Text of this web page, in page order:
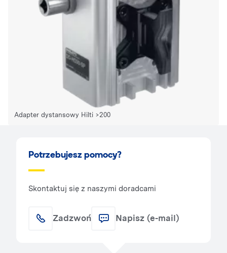
Adapter dystansowy Hilti >200
Potrzebujesz pomocy?
Skontaktuj się z naszymi doradcami
Zadzwoń Napisz (e-mail)